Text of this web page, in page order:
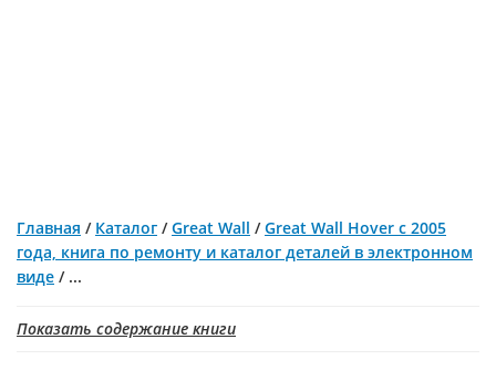
Главная / Каталог /Great Wall /Great Wall Hover с 2005
года, книга по ремонту и каталог деталей в электронном
виде / ...
Показать содержание книги